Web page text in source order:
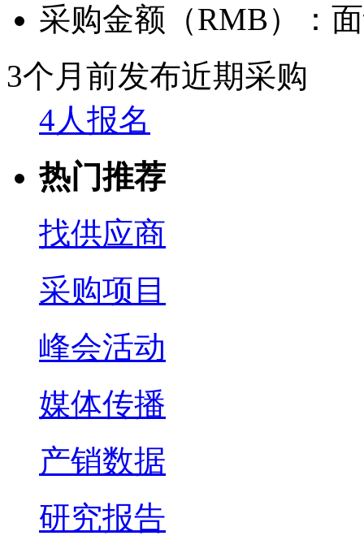
采购金额（RMB）：
3个月前发布近期采购
4人报名
热门推荐
找供应商
采购项目
峰会活动
媒体传播
产销数据
研究报告